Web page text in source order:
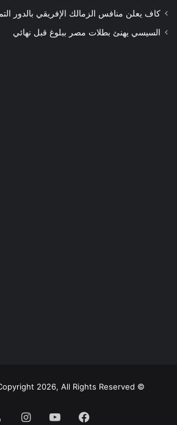
كاف يعلن منافس الزمالك الإفريقي بالدور
السيسي يهنئ بطلات مصر ببلوغ قبل نهائي
© Copyright 2026, All Rights Reserved |
فيسبوكيوتيوب